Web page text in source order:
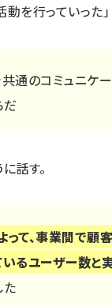
を行っていった
通のコミュニケ
だ
話す。
て、事業間で顧
いるユーザー数
た